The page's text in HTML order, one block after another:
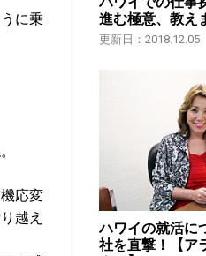
に乗
応変
越え
進む極意、教え
更新日：2018.12.05
ハワイの就活に
社を直撃！【ア